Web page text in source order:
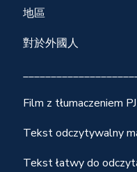
地區
對於外國人
Film z tłumaczeniem
Tekst odczytywalny
Tekst łatwy do